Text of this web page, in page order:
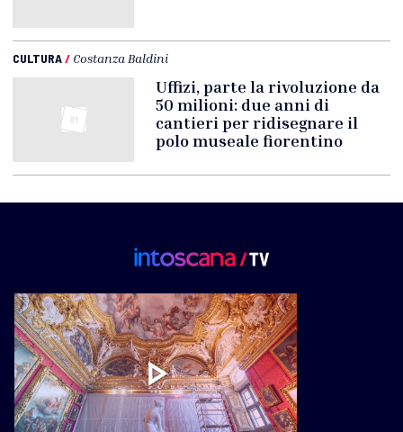
CULTURA/ Costanza Baldini
Uffizi, parte la rivoluzione da
50 milioni: due anni di
cantieri per ridisegnare il
polo museale fiorentino